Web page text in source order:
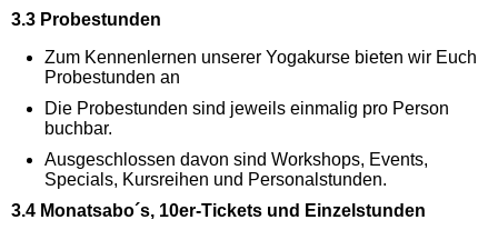
3.3 Probestunden
Zum Kennenlernen unserer Yogakurse bieten wir Euch
Probestunden an
Die Probestunden sind jeweils einmalig pro Person
buchbar.
Ausgeschlossen davon sind Workshops, Events,
Specials, Kursreihen und Personalstunden.
3.4 Monatsabo´s, 10er-Tickets und Einzelstunden